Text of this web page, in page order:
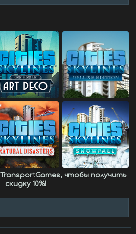
TransportGames, чтобы получить
скидку 10%!